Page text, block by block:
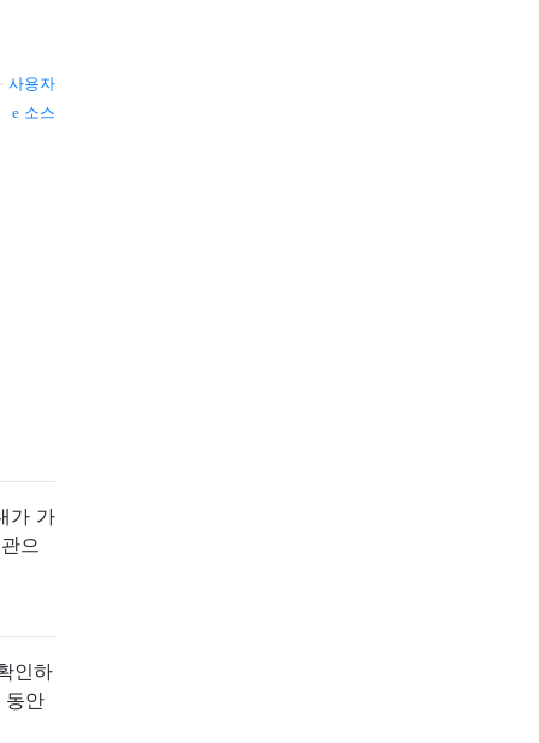
사용자
소스
가 가
으
인하
동안